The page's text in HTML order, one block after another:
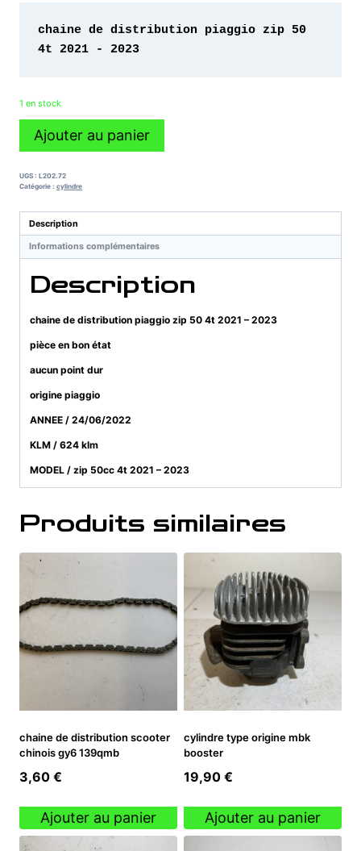
chaine de distribution piaggio zip 50
4t 2021 - 2023
1 en stock
quantité
de
distribution
zip
50
2023
Ajouter au panier
UGS : L202.72
Catégorie : cylindre
Description
Informations complémentaires
Description
chaine de distribution piaggio zip 50 4t 2021 – 2023
pièce en bon état
aucun point dur
origine piaggio
ANNEE / 24/06/2022
KLM / 624 klm
MODEL / zip 50cc 4t 2021 – 2023
Produits similaires
chaine de distribution scooter
chinois gy6 139qmb
3,60 €
Ajouter au panier
cylindre type origine mbk
booster
19,90 €
Ajouter au panier